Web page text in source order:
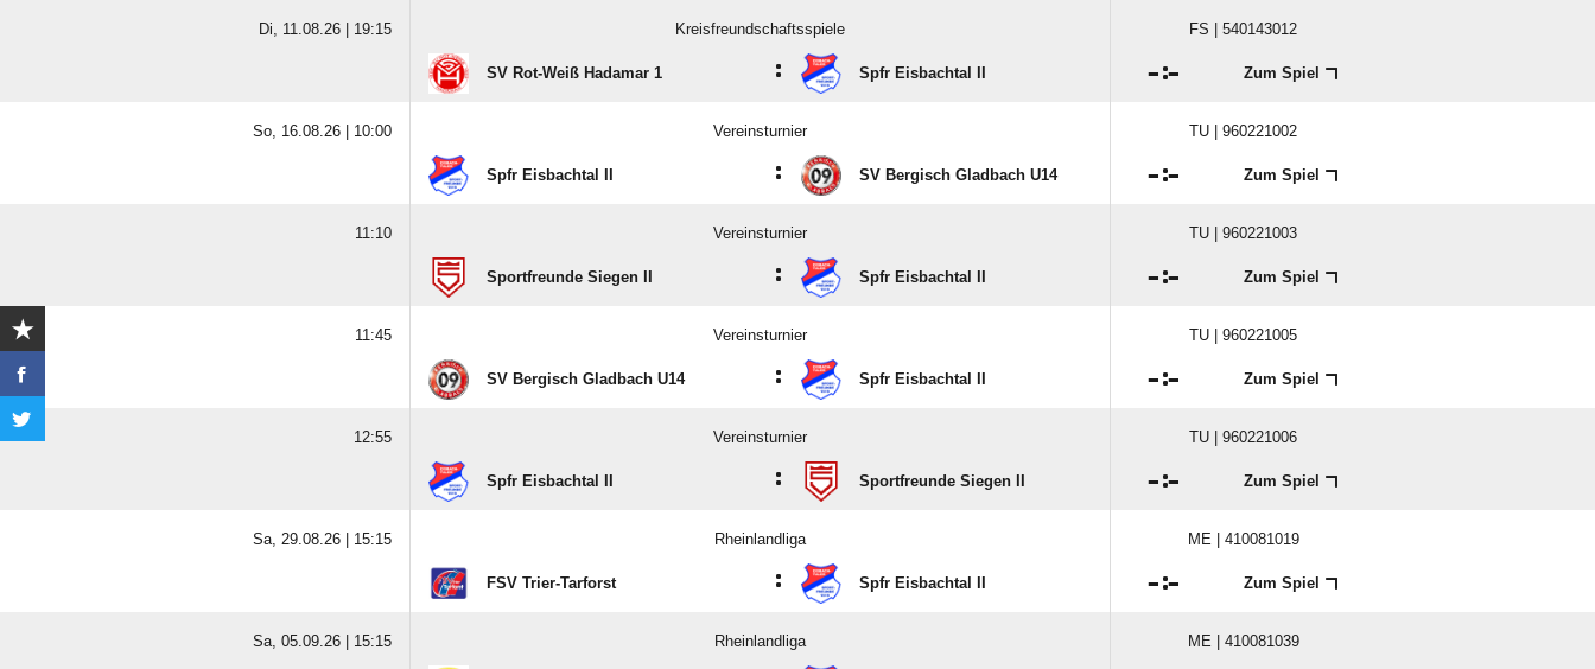
Di, 11.08.26 | 19:15 Kreisfreundschaftsspiele FS | 540143012
SV Rot-Weiß Hadamar 1 : Spfr Eisbachtal II : Zum Spiel
So, 16.08.26 | 10:00 Vereinsturnier TU | 960221002
Spfr Eisbachtal II : SV Bergisch Gladbach U14 : Zum Spiel
11:10 Vereinsturnier TU | 960221003
Sportfreunde Siegen II : Spfr Eisbachtal II : Zum Spiel
11:45 Vereinsturnier TU | 960221005
SV Bergisch Gladbach U14 : Spfr Eisbachtal II : Zum Spiel
12:55 Vereinsturnier TU | 960221006
Spfr Eisbachtal II : Sportfreunde Siegen II : Zum Spiel
Sa, 29.08.26 | 15:15 Rheinlandliga ME | 410081019
FSV Trier-Tarforst : Spfr Eisbachtal II : Zum Spiel
Sa, 05.09.26 | 15:15 Rheinlandliga ME | 410081039